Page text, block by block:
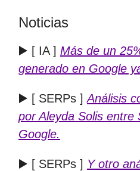
Noticias
▶️ [ IA ] Más de un
generado en Google
▶️ [ SERPs ]Análisis
por Aleyda Solis entre
Google.
▶️ [ SERPs ] Y otro